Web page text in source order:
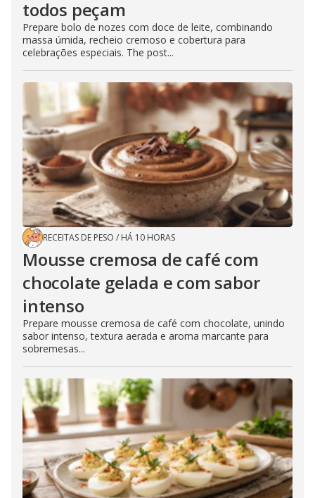
todos peçam
Prepare bolo de nozes com doce de leite, combinando
massa úmida, recheio cremoso e cobertura para
celebrações especiais. The post...
RECEITAS DE PESO / HÁ 10 HORAS
Mousse cremosa de café com
chocolate gelada e com sabor
intenso
Prepare mousse cremosa de café com chocolate, unindo
sabor intenso, textura aerada e aroma marcante para
sobremesas...